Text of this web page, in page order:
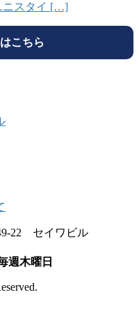
ニスタイ […]
こちら
22 セイワビル
週木曜日